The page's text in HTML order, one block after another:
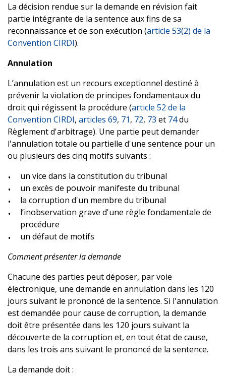
La décision rendue sur la demande en révision fait
partie intégrante de la sentence aux fins de sa
reconnaissance et de son exécution (article 53(2) de la
Convention CIRDI).
Annulation
L’annulation est un recours exceptionnel destiné à
prévenir la violation de principes fondamentaux du
droit qui régissent la procédure (article 52 de la
Convention CIRDI, articles 69, 71, 72, 73 et 74du
Règlement d'arbitrage). Une partie peut demander
l'annulation totale ou partielle d'une sentence pour un
ou plusieurs des cinq motifs suivants :
un vice dans la constitution du tribunal
un excès de pouvoir manifeste du tribunal
la corruption d'un membre du tribunal
l’inobservation grave d'une règle fondamentale de
procédure
un défaut de motifs
Comment présenter la demande
Chacune des parties peut déposer, par voie
électronique, une demande en annulation dans les 120
jours suivant le prononcé de la sentence. Si l'annulation
est demandée pour cause de corruption, la demande
doit être présentée dans les 120 jours suivant la
découverte de la corruption et, en tout état de cause,
dans les trois ans suivant le prononcé de la sentence.
La demande doit :